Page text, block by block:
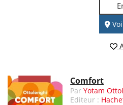
Comfort
ParYotam
Editeur :